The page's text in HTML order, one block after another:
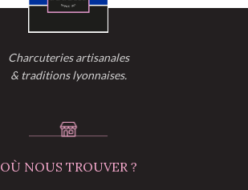
Charcuteries artisanales
& traditions lyonnaises.
OÙ NOUS TROUVER ?